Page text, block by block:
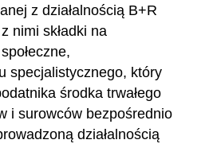
z działalnością B+R
nimi składki na
specjalistycznego, który
środka trwałego
i surowców bezpośrednio
działalnością